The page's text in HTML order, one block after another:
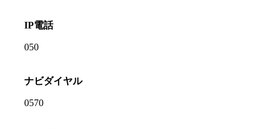
IP電話
050
ナビダイヤル
0570